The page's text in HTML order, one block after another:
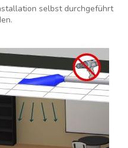
selbst durchgeführt